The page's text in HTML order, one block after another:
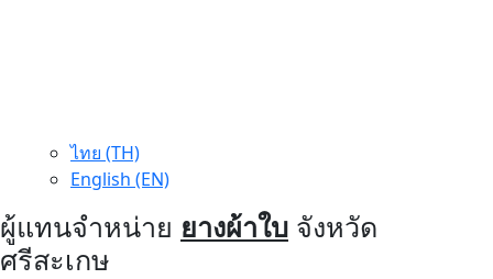
ไทย (TH)
English (EN)
ผู้แทนจำหน่าย ยางผ้าใบ จังหวัด
ศรีสะเกษ